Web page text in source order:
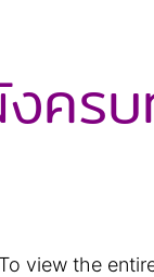
คร
To view the